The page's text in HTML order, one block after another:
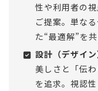
性や利用者の
ご提案。単な
た“最適解”を共
設計（デザイン
美しさと「伝
を追求。視認